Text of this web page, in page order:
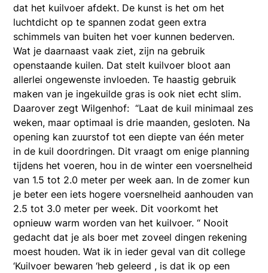
dat het kuilvoer afdekt. De kunst is het om het
luchtdicht op te spannen zodat geen extra
schimmels van buiten het voer kunnen bederven.
Wat je daarnaast vaak ziet, zijn na gebruik
openstaande kuilen. Dat stelt kuilvoer bloot aan
allerlei ongewenste invloeden. Te haastig gebruik
maken van je ingekuilde gras is ook niet echt slim.
Daarover zegt Wilgenhof: “Laat de kuil minimaal zes
weken, maar optimaal is drie maanden, gesloten. Na
opening kan zuurstof tot een diepte van één meter
in de kuil doordringen. Dit vraagt om enige planning
tijdens het voeren, hou in de winter een voersnelheid
van 1.5 tot 2.0 meter per week aan. In de zomer kun
je beter een iets hogere voersnelheid aanhouden van
2.5 tot 3.0 meter per week. Dit voorkomt het
opnieuw warm worden van het kuilvoer. “ Nooit
gedacht dat je als boer met zoveel dingen rekening
moest houden. Wat ik in ieder geval van dit college
‘Kuilvoer bewaren ‘heb geleerd , is dat ik op een